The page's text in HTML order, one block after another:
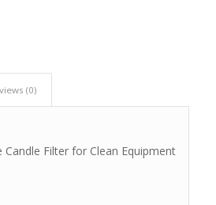
(0)
Candle Filter for Clean Equipment